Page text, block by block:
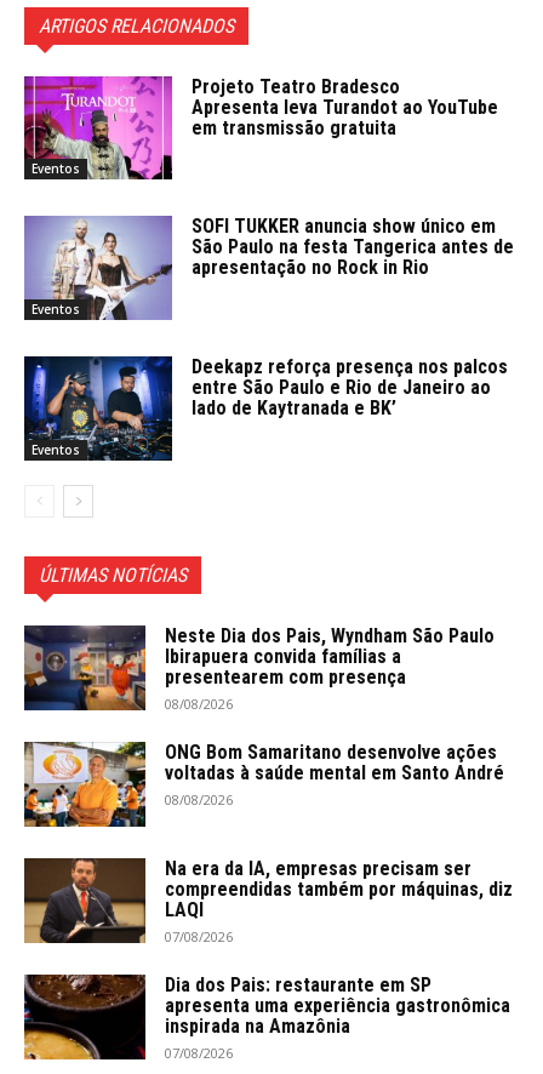
ARTIGOS RELACIONADOS
Eventos
Projeto Teatro Bradesco
Apresenta leva Turandot ao YouTube
em transmissão gratuita
Eventos
SOFI TUKKER anuncia show único em
São Paulo na festa Tangerica antes de
apresentação no Rock in Rio
Eventos
Deekapz reforça presença nos palcos
entre São Paulo e Rio de Janeiro ao
lado de Kaytranada e BK’
ÚLTIMAS NOTÍCIAS
Neste Dia dos Pais, Wyndham São Paulo
Ibirapuera convida famílias a
presentearem com presença
08/08/2026
ONG Bom Samaritano desenvolve ações
voltadas à saúde mental em Santo André
08/08/2026
Na era da IA, empresas precisam ser
compreendidas também por máquinas, diz
LAQI
07/08/2026
Dia dos Pais: restaurante em SP
apresenta uma experiência gastronômica
inspirada na Amazônia
07/08/2026